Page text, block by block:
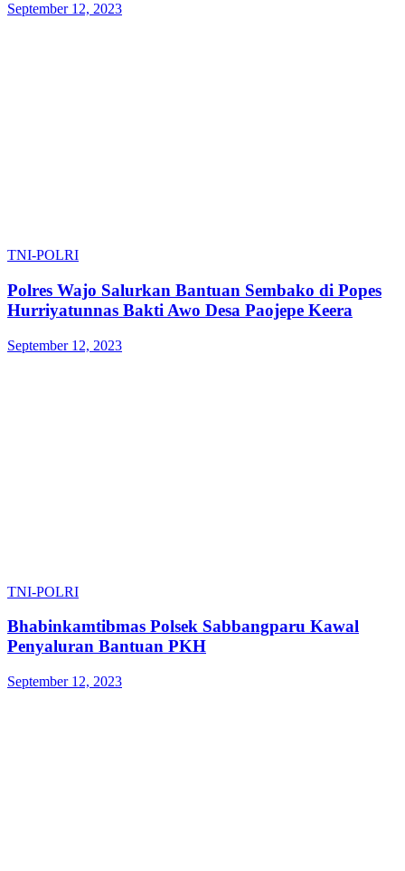
September 12, 2023
TNI-POLRI
Polres Wajo Salurkan Bantuan Sembako di Popes
Hurriyatunnas Bakti Awo Desa Paojepe Keera
September 12, 2023
TNI-POLRI
Bhabinkamtibmas Polsek Sabbangparu Kawal
Penyaluran Bantuan PKH
September 12, 2023